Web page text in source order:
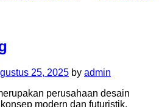
25, 2025 by admin
perusahaan desain
modern dan futuristik.